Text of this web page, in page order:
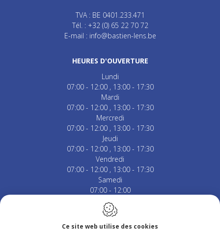
TVA : BE 0401.233.471
Tél. : +32 (0) 65 22 70 72
E-mail : info@bastien-lens.be
HEURES D'OUVERTURE
Lundi
07:00 - 12:00
13:00 - 17:30
Mardi
07:00 - 12:00
13:00 - 17:30
Mercredi
07:00 - 12:00
13:00 - 17:30
Jeudi
07:00 - 12:00
13:00 - 17:30
Vendredi
07:00 - 12:00
13:00 - 17:30
Samedi
07:00 - 12:00
Fermé le dimanche & jours fériés.
Ce site web utilise des cookies